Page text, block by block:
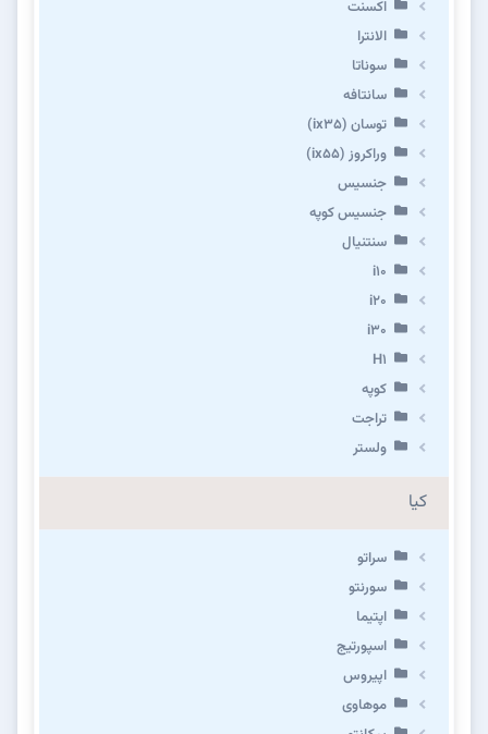
اکسنت
الانترا
سوناتا
سانتافه
توسان (ix35)
وراکروز (ix55)
جنسیس
جنسیس کوپه
سنتنیال
i10
i20
i30
H1
کوپه
تراجت
ولستر
کیا
سراتو
سورنتو
اپتیما
اسپورتیج
اپیروس
موهاوی